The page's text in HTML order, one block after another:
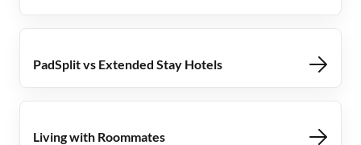
PadSplit vs Extended Stay Hotels
Living with Roommates